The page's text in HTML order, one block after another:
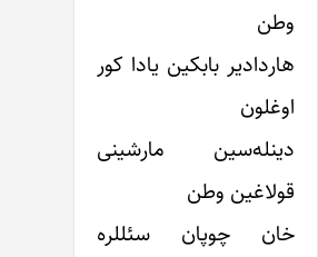
بابکین‌ یادا کور
مارشینی
وطن
چوپان سئللره